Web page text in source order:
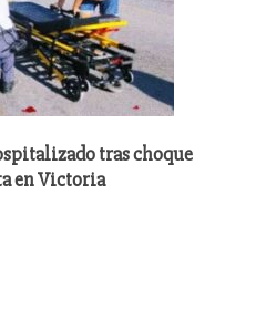
tras choque
en Victoria